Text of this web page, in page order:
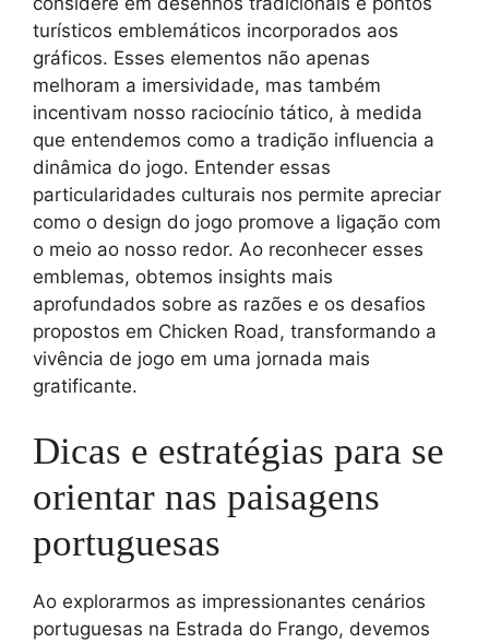
turísticos emblemáticos incorporados aos
gráficos. Esses elementos não apenas
melhoram a imersividade, mas também
incentivam nosso raciocínio tático, à medida
que entendemos como a tradição influencia a
dinâmica do jogo. Entender essas
particularidades culturais nos permite apreciar
como o design do jogo promove a ligação com
o meio ao nosso redor. Ao reconhecer esses
emblemas, obtemos insights mais
aprofundados sobre as razões e os desafios
propostos em Chicken Road, transformando a
vivência de jogo em uma jornada mais
gratificante.
Dicas e estratégias para se
orientar nas paisagens
portuguesas
Ao explorarmos as impressionantes cenários
portuguesas na Estrada do Frango, devemos